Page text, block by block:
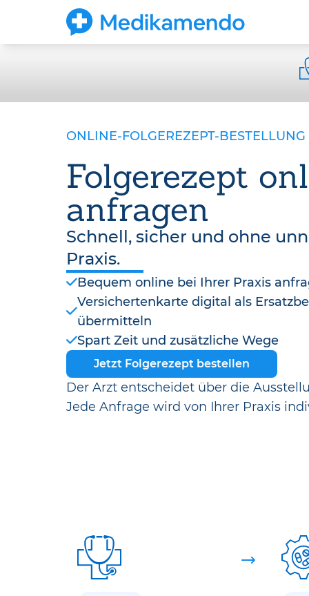
ONLINE-FOLGEREZEPT-BESTELLUNG
Folgerezept
anfragen
Schnell, sicher und ohne
Praxis.
Bequem online bei Ihrer Praxis
Versichertenkarte digital als
übermitteln
Spart Zeit und zusätzliche Wege
Jetzt Folgerezept bestellen
Der Arzt entscheidet über die
Jede Anfrage wird von Ihrer Praxis